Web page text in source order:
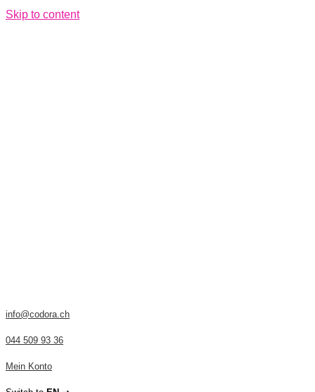
Skip to content
info@codora.ch
044 509 93 36
Mein Konto